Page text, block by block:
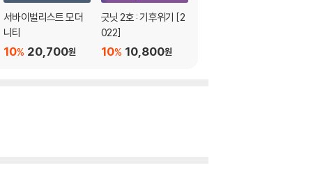
서바이벌리스트 모더
니티
20,700원
10%
긋닛 2호 : 기후위기 [2
022]
10,800원
10%